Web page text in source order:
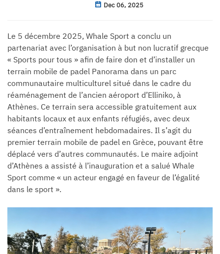
Dec 06, 2025
Le 5 décembre 2025, Whale Sport a conclu un
partenariat avec l’organisation à but non lucratif grecque
« Sports pour tous » afin de faire don et d’installer un
terrain mobile de padel Panorama dans un parc
communautaire multiculturel situé dans le cadre du
réaménagement de l’ancien aéroport d’Elliniko, à
Athènes. Ce terrain sera accessible gratuitement aux
habitants locaux et aux enfants réfugiés, avec deux
séances d’entraînement hebdomadaires. Il s’agit du
premier terrain mobile de padel en Grèce, pouvant être
déplacé vers d’autres communautés. Le maire adjoint
d’Athènes a assisté à l’inauguration et a salué Whale
Sport comme « un acteur engagé en faveur de l’égalité
dans le sport ».